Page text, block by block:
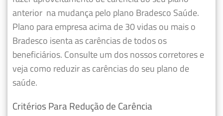
anterior na mudança pelo plano Bradesco Saúde.
Plano para empresa acima de 30 vidas ou mais o
Bradesco isenta as carências de todos os
beneficiários. Consulte um dos nossos corretores e
veja como reduzir as carências do seu plano de
saúde.
Critérios Para Redução de Carência